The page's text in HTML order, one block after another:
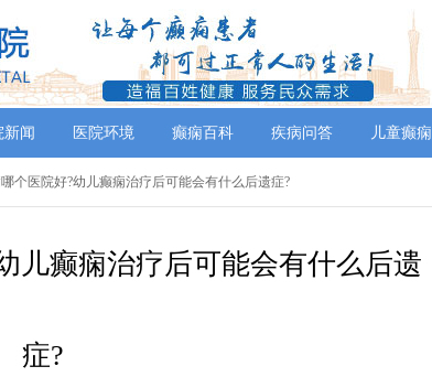
新闻 医院环境 癫痫百科 疾病问答 儿童癫痫
个医院好?幼儿癫痫治疗后可能会有什么后遗症?
儿癫痫治疗后可能会有什么后遗
症?